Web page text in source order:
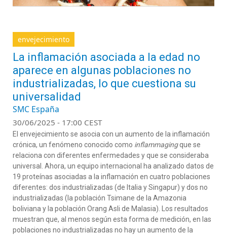
envejecimiento
La inflamación asociada a la edad no
aparece en algunas poblaciones no
industrializadas, lo que cuestiona su
universalidad
SMC España
30/06/2025 - 17:00 CEST
El envejecimiento se asocia con un aumento de la inflamación
crónica, un fenómeno conocido como inflammagingque se
relaciona con diferentes enfermedades y que se consideraba
universal. Ahora, un equipo internacional ha analizado datos de
19 proteínas asociadas a la inflamación en cuatro poblaciones
diferentes: dos industrializadas (de Italia y Singapur) y dos no
industrializadas (la población Tsimane de la Amazonia
boliviana y la población Orang Asli de Malasia). Los resultados
muestran que, al menos según esta forma de medición, en las
poblaciones no industrializadas no hay un aumento de la